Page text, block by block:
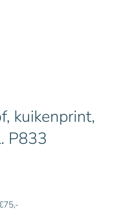
kuikenprint,
P833